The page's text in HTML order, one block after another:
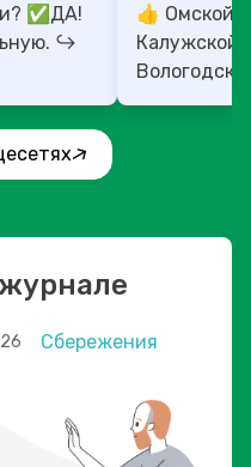
✅ДА!
↪️
👍 Омской,
Калужской,
областям!
Сбережения